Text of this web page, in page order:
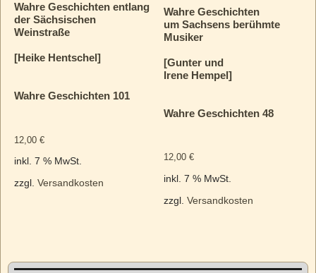
Wahre Geschichten entlang
der Sächsischen
Weinstraße
[Heike Hentschel]
Wahre Geschichten 101
12,00 €
inkl. 7 % MwSt.
zzgl. Versandkosten
Wahre Geschichten
um Sachsens berühmte
Musiker
[Gunter und
Irene Hempel]
Wahre Geschichten 48
12,00€
inkl. 7 % MwSt.
zzgl.Versandkosten